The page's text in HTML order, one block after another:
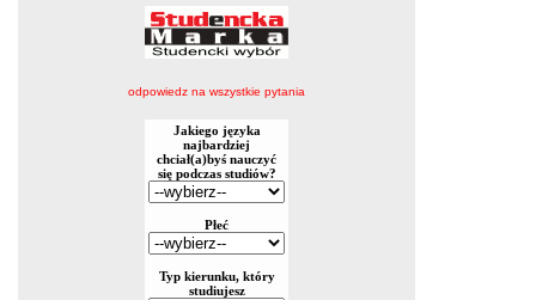
odpowiedz na wszystkie pytania